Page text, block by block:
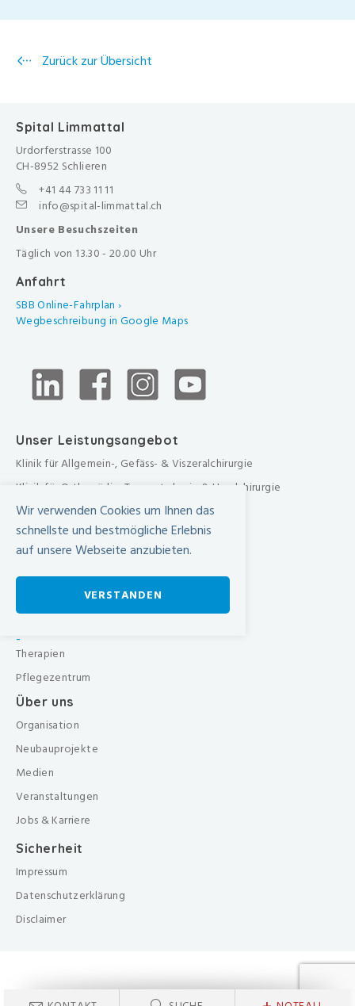
Zurück zur Übersicht
Spital Limmattal
Urdorferstrasse 100
CH-8952 Schlieren
+41 44 733 11 11
info@spital-limmattal.ch
Unsere Besuchszeiten
Täglich von 13.30 - 20.00 Uhr
Anfahrt
SBB Online-Fahrplan ›
Wegbeschreibung in Google Maps
Unser Leistungsangebot
Klinik für Allgemein-, Gefäss- & Viszeralchirurgie
Klinik für Orthopädie, Traumatologie & Handchirurgie
Urologische Klinik
Medizinische Klinik
Frauenklinik
Übergreifende medizinische Bereiche
Übergreifende Bereiche
Therapien
Pflegezentrum
Über uns
Organisation
Neubauprojekte
Medien
Veranstaltungen
Jobs & Karriere
Sicherheit
Impressum
Datenschutzerklärung
Disclaimer
Wir verwenden Cookies um Ihnen das
schnellste und bestmögliche Erlebnis
auf unsere Webseite anzubieten.
VERSTANDEN
-